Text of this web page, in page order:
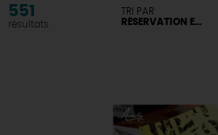
551
résultats
TRI PAR
RÉSERVATION EN